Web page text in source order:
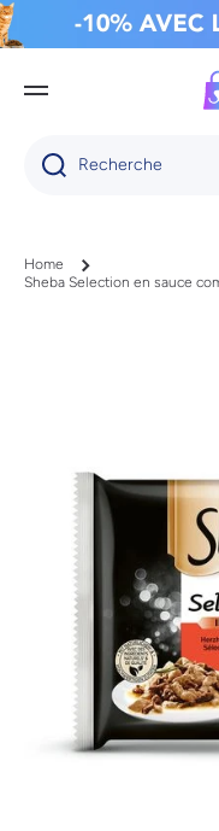
IGNORER ET
Recherche
Home
Sheba Selection en sauce